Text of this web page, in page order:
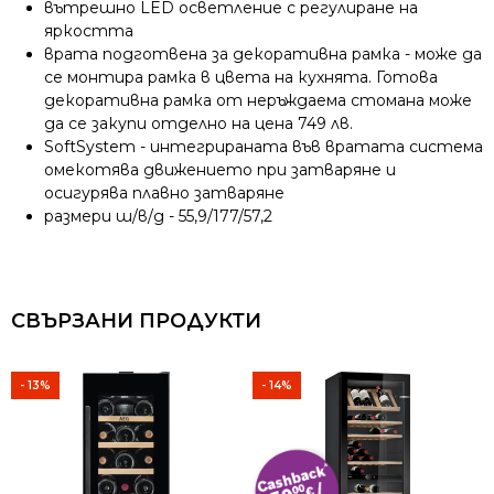
вътрешно LED осветление с регулиране на
яркостта
врата подготвена за декоративна рамка - може да
се монтира рамка в цвета на кухнята. Готова
декоративна рамка от неръждаема стомана може
да се закупи отделно на цена 749 лв.
SoftSystem - интегрираната във вратата система
омекотява движението при затваряне и
осигурява плавно затваряне
размери ш/в/д - 55,9/177/57,2
СВЪРЗАНИ ПРОДУКТИ
- 13% - 14%